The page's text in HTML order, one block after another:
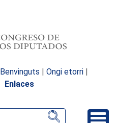
Benvinguts | Ongi etorri |
Enlaces